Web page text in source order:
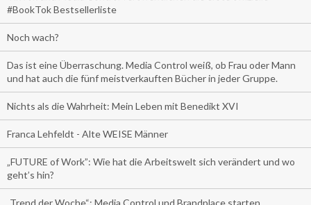
#BookTok Bestsellerliste
Noch wach?
Das ist eine Überraschung. Media Control weiß, ob Frau oder Mann
und hat auch die fünf meistverkauften Bücher in jeder Gruppe.
Nichts als die Wahrheit: Mein Leben mit Benedikt XVI
Franca Lehfeldt - Alte WEISE Männer
„FUTURE of Work”: Wie hat die Arbeitswelt sich verändert und wo
geht’s hin?
„Trend der Woche“: Media Control und Brandplace starten